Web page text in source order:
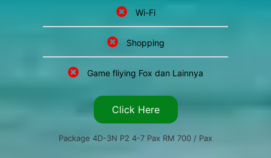
Wi-Fi
Shopping
Game fliying Fox dan Lainnya
Click Here
Package 4D-3N P2 4-7 Pax RM 700 / Pax